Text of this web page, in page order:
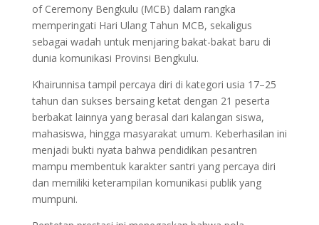
of Ceremony Bengkulu (MCB) dalam rangka
memperingati Hari Ulang Tahun MCB, sekaligus
sebagai wadah untuk menjaring bakat-bakat baru di
dunia komunikasi Provinsi Bengkulu.
Khairunnisa tampil percaya diri di kategori usia 17–25
tahun dan sukses bersaing ketat dengan 21 peserta
berbakat lainnya yang berasal dari kalangan siswa,
mahasiswa, hingga masyarakat umum. Keberhasilan ini
menjadi bukti nyata bahwa pendidikan pesantren
mampu membentuk karakter santri yang percaya diri
dan memiliki keterampilan komunikasi publik yang
mumpuni.